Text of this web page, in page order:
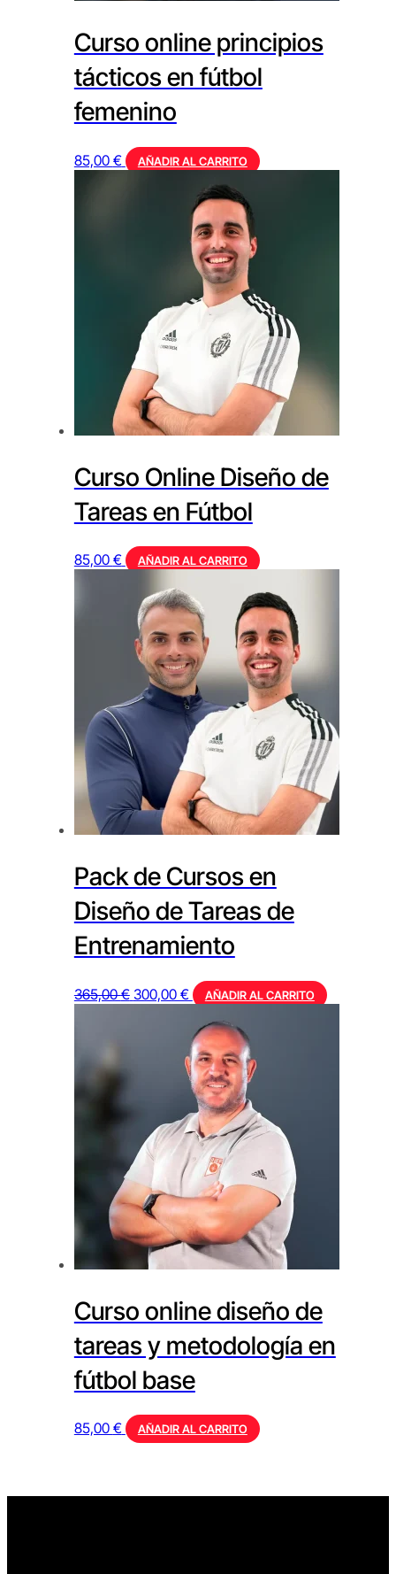
Curso online principios
tácticos en fútbol
femenino
85,00 € AÑADIR AL CARRITO
Curso Online Diseño de
Tareas en Fútbol
85,00 € AÑADIR AL CARRITO
Pack de Cursos en
Diseño de Tareas de
Entrenamiento
365,00€ El
365,00 €.
300,00 €El
actual
es:
300,00 €.
AÑADIR AL CARRITO
Curso online diseño de
tareas y metodología en
fútbol base
85,00 € AÑADIR AL CARRITO